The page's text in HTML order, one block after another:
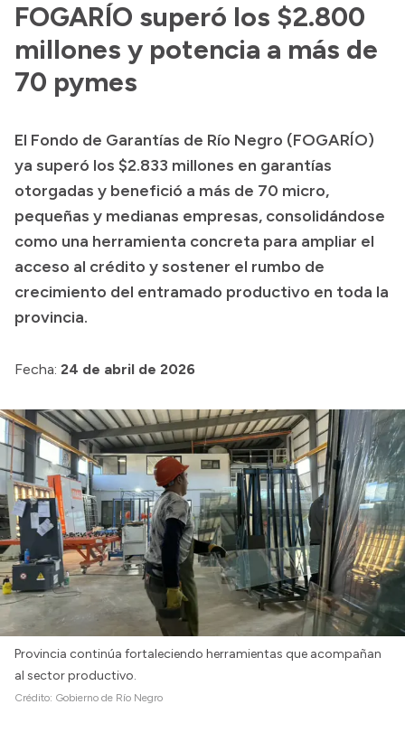
Delegaciones
Consultorios Propios
Presentación CV
Transparencia
Inversión en Salud
Licitaciones
Consulta de expedientes
FOGARÍO superó los $2.800
millones y potencia a más de
70 pymes
El Fondo de Garantías de Río Negro (FOGARÍO)
ya superó los $2.833 millones en garantías
otorgadas y benefició a más de 70 micro,
pequeñas y medianas empresas, consolidándose
como una herramienta concreta para ampliar el
acceso al crédito y sostener el rumbo de
crecimiento del entramado productivo en toda la
provincia.
Fecha: 24 de abril de 2026
Provincia continúa fortaleciendo herramientas que acompañan
al sector productivo.
Crédito: Gobierno de Río Negro